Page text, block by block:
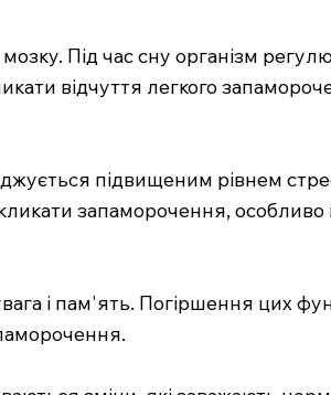
Під час сну організм
відчуття легкого
підвищеним рівнем
запаморочення, особливо
і пам'ять. Погіршення цих